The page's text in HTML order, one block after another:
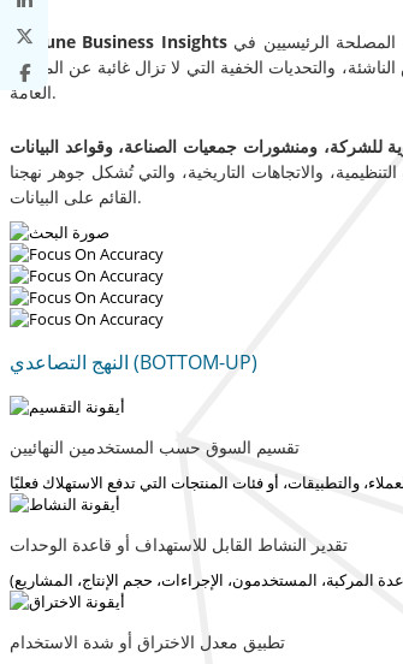
Fortune Business Insights المصلحة الرئيسيين في
والتحديات الخفية التي لا تزال غائبة عن المصادر
العامة.
للشركة، ومنشورات جمعيات الصناعة، وقواعد البيانات
والاتجاهات التاريخية، والتي تُشكل جوهر نهجنا
القائم على البيانات.
النهج التصاعدي (BOTTOM-UP)
تقسيم السوق حسب المستخدمين النهائيين
تقدير النشاط القابل للاستهداف أو قاعدة الوحدات
تطبيق معدل الاختراق أو شدة الاستخدام